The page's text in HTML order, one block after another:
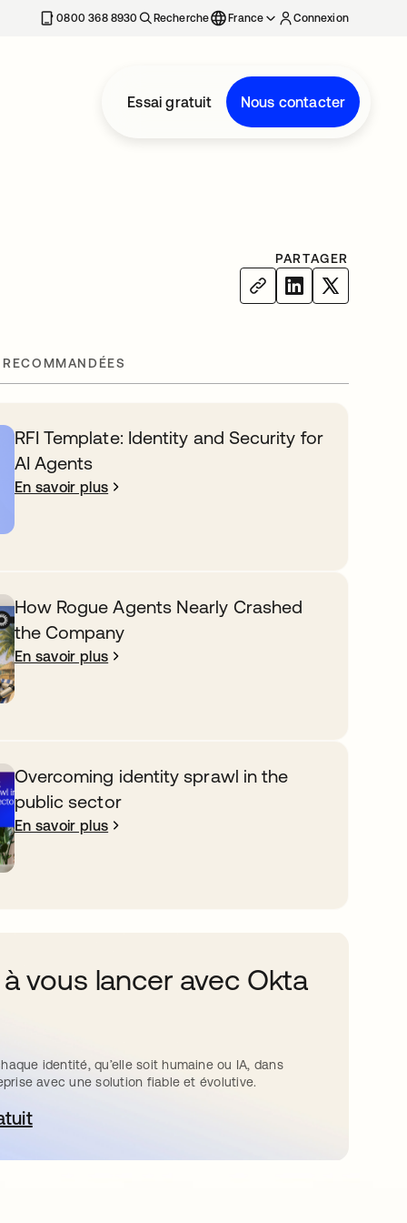
0800 368 8930 Recherche France Connexion
Essai gratuit Nous contacter
PARTAGER
RFI Template: Identity and Security for
AI Agents
En savoir plus
How Rogue Agents Nearly Crashed
the Company
En savoir plus
Overcoming identity sprawl in the
public sector
En savoir plus
vous lancer avec Okta
identité, qu’elle soit humaine ou IA, dans
avec une solution fiable et évolutive.
dans un nouvel onglet